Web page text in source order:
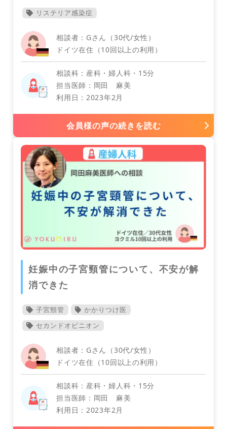
メンタルヘルス（心療内科・精神科）
コロンビア
リステリア感染症
相談者：Gさん（30代/女性）
ドイツ在住（10回以上の利用）
相談科：産科・婦人科・15分
担当医師：岡田 麻美
利用日：2023年2月
会員様の声の続きを読む
妊娠中の子宮頸管について、不安が解
消できた
子宮頸管
かかりつけ医
セカンドオピニオン
相談者：Gさん（30代/女性）
ドイツ在住（10回以上の利用）
相談科：産科・婦人科・15分
担当医師：岡田 麻美
利用日：2023年2月